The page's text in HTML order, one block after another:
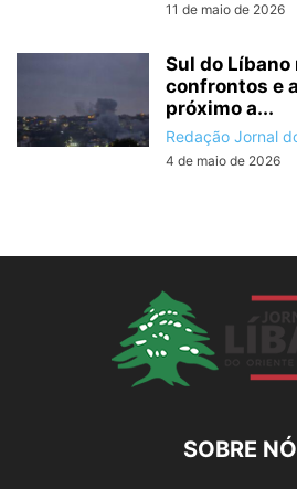
11 de maio de 2026
Sul do
confrontos e
próximo a...
Redação Jornal
4 de maio de 2026
SOBRE